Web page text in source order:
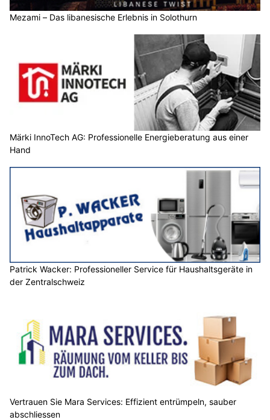
Mezami – Das libanesische Erlebnis in Solothurn
Märki InnoTech AG: Professionelle Energieberatung aus einer
Hand
Patrick Wacker: Professioneller Service für Haushaltsgeräte in
der Zentralschweiz
Vertrauen Sie Mara Services: Effizient entrümpeln, sauber
abschliessen